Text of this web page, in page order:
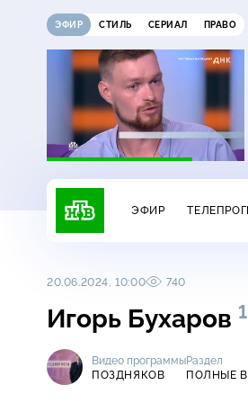
ЭФИР СТИЛЬ СЕРИАЛ ПРАВО
07:35
Лесник16+
ЭФИР
20.06.2024, 10:00 740
Игорь Бухаров
Видео программы
ПОЗДНЯКОВ
Раздел
ПОЛНЫЕ